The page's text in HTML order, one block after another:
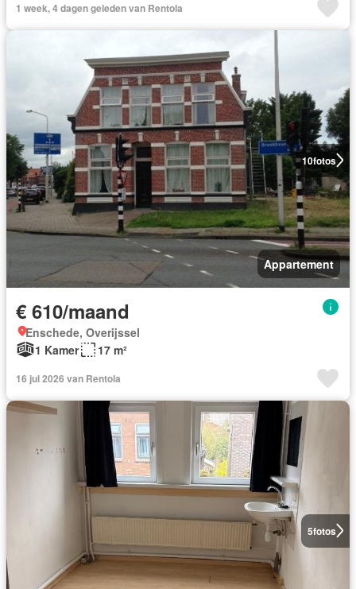
1 week, 4 dagen geleden van Rentola
10fotos
Appartement
€ 610/maand
Enschede, Overijssel
1 Kamer
17 m²
16 jul 2026 van Rentola
5fotos